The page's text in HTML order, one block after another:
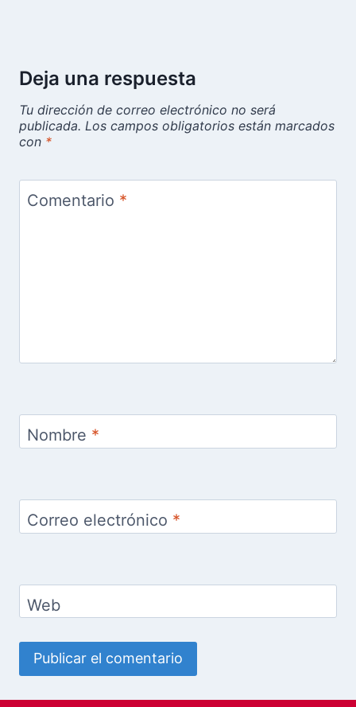
Deja una respuesta
Tu dirección de correo electrónico no será
publicada. Los campos obligatorios están marcados
con *
Comentario *
Nombre *
Correo electrónico *
Web